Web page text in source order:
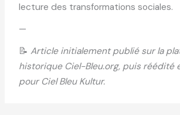
lecture des transformations sociales.
—
📝Article initialement publié sur la
historique Ciel-Bleu.org, puis réédité
pour Ciel Bleu Kultur.